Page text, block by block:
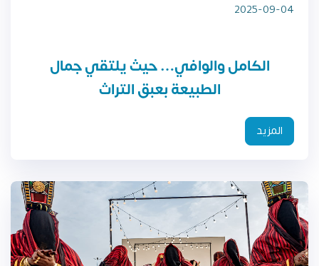
2025-09-04
الكامل والوافي… حيث يلتقي جمال
الطبيعة بعبق التراث
المزيد